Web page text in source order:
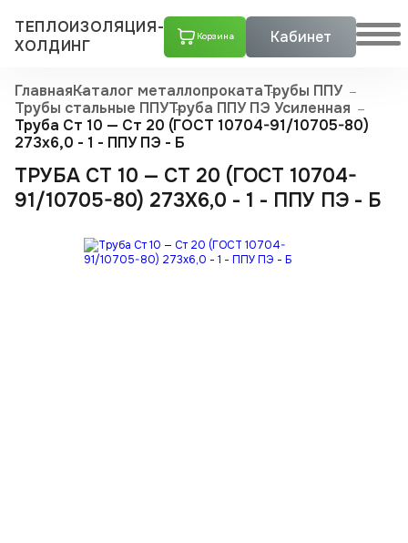
ТЕПЛОИЗОЛЯЦИЯ-
ХОЛДИНГ
Корзина Кабинет
ГлавнаяКаталог металлопрокатаТрубы ППУ
Трубы стальные ППУТруба ППУ ПЭ Усиленная
Труба Ст 10 — Ст 20 (ГОСТ 10704-91/10705-80)
273x6,0 - 1 - ППУ ПЭ - Б
ТРУБА СТ 10 — СТ 20 (ГОСТ 10704-
91/10705-80) 273X6,0 - 1 - ППУ ПЭ - Б